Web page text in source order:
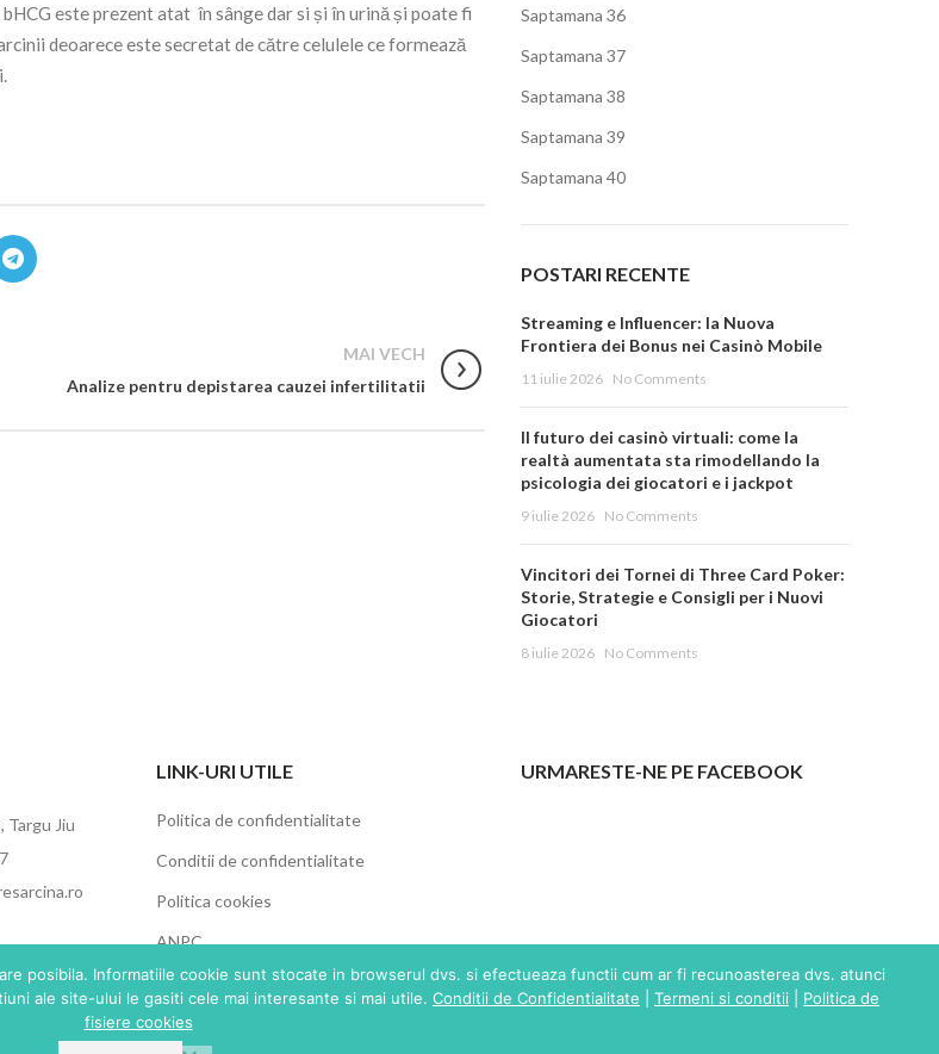
este prezent atat în sânge dar si și în urină și poate fi
deoarece este secretat de către celulele ce formează
MAI VECH
Analize pentru depistarea cauzei infertilitatii
Saptamana 36
Saptamana 37
Saptamana 38
Saptamana 39
Saptamana 40
POSTARI RECENTE
Streaming e Influencer: la Nuova
Frontiera dei Bonus nei Casinò Mobile
11 iulie 2026 No Comments
Il futuro dei casinò virtuali: come la
realtà aumentata sta rimodellando la
psicologia dei giocatori e i jackpot
9 iulie 2026 No Comments
Vincitori dei Tornei di Three Card Poker:
Storie, Strategie e Consigli per i Nuovi
Giocatori
8 iulie 2026 No Comments
Targu Jiu
LINK-URI UTILE
Politica de confidentialitate
Conditii de confidentialitate
Politica cookies
ANPC
SOL
URMARESTE-NE PE FACEBOOK
posibila. Informatiile cookie sunt stocate in browserul dvs. si efectueaza functii cum ar fi recunoasterea dvs. atunci
ale site-ului le gasiti cele mai interesante si mai utile. Conditii de Confidentialitate Termeni si conditii
Politica de
fisiere cookies